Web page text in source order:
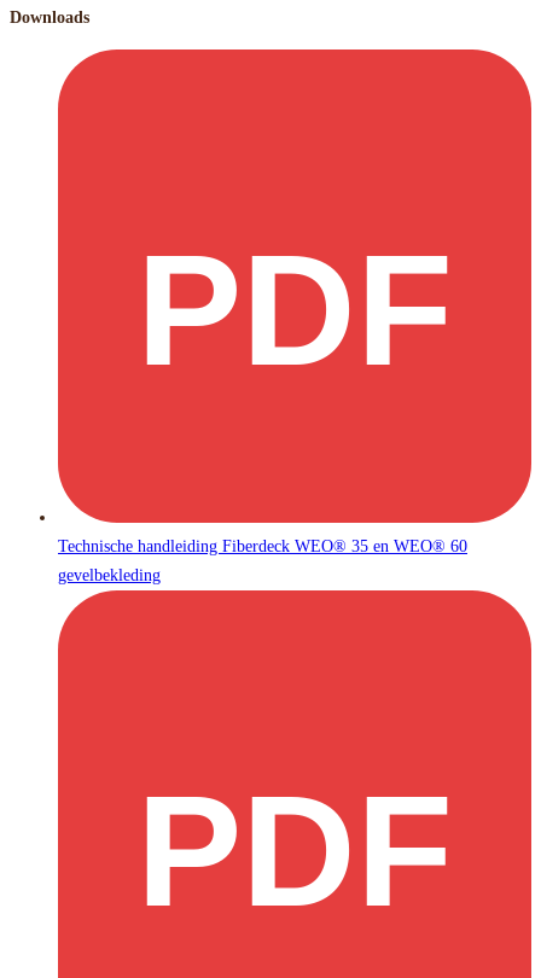
Downloads
PDF
Technische handleiding Fiberdeck WEO® 35 en WEO® 60
gevelbekleding
PDF